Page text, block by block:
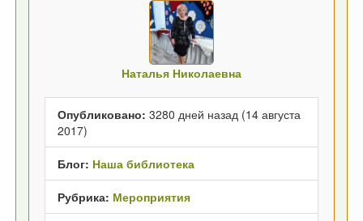
Наталья Николаевна
Опубликовано: 3280 дней назад (14 августа
2017)
Блог: Наша библиотека
Рубрика: Мероприятия